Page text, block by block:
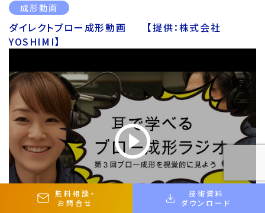
成形動画
ダイレクトブロー成形動画 【提供：株式会社
YOSHIMI】
無料相談 ・
お問合せ
技術資料
ダウンロード